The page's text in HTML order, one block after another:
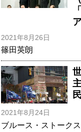
2021年8月26日
篠田英朗
民
2021年8月24日
ブルース・ストーク